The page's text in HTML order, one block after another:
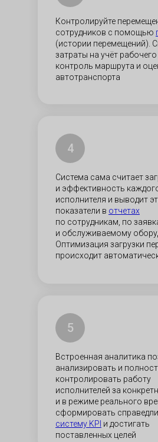
Система сама считает
и эффективность
исполнителя и выводит
показатели в отчетах
по сотрудникам, по
и обслуживаемому
Оптимизация загрузки
происходит
Контролируйте
сотрудников с помощью
(истории перемещений).
затраты на учёт рабочего
контроль маршрута и
автотранспорта
Встроенная аналитика
анализировать и
контролировать работу
исполнителей за
и в режиме реального
сформировать
систему KPI и достигать
поставленных целей
5
4